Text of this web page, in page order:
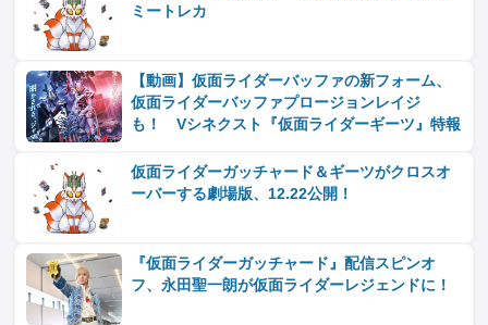
ミートレカ
【動画】仮面ライダーバッファの新フォーム、
仮面ライダーバッファプロージョンレイジ
も！ Vシネクスト『仮面ライダーギーツ』特報
仮面ライダーガッチャード＆ギーツがクロスオ
ーバーする劇場版、12.22公開！
『仮面ライダーガッチャード』配信スピンオ
フ、永田聖一朗が仮面ライダーレジェンドに！